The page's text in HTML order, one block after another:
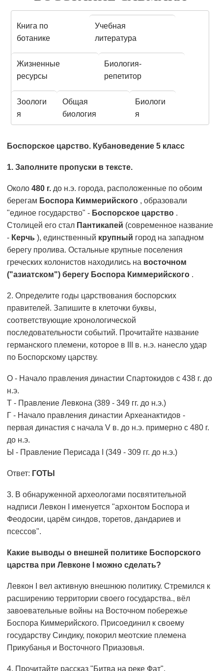
Книга по
ботанике
Учебная
литература
Жизненные
ресурсы
Биология-
репетитор
Зоологи
я
Общая
биология
Биологи
я
Боспорское царство. Кубановедение 5 класс
1. Заполните пропуски в тексте.
Около 480 г. до н.э. города, расположенные по обоим
берегам Боспора Киммерийского , образовали
"единое государство" - Боспорское царство .
Столицей его стал Пантикапей (современное название
- Керчь ), единственный крупный город на западном
берегу пролива. Остальные крупные поселения
греческих колонистов находились на восточном
("азиатском") берегу Боспора Киммерийского .
2. Определите годы царствования боспорских
правителей. Запишите в клеточки буквы,
соответствующие хронологической
последовательности событий. Прочитайте название
германского племени, которое в III в. н.э. нанесло удар
по Боспорскому царству.
О - Начало правления династии Спартокидов с 438 г. до
н.э.
Т - Правление Левкона (389 - 349 гг. до н.э.)
Г - Начало правления династии Археанактидов -
первая династия с начала V в. до н.э. примерно с 480 г.
до н.э.
Ы - Правление Перисада I (349 - 309 гг. до н.э.)
Ответ: ГОТЫ
3. В обнаруженной археологами посвятительной
надписи Левкон I именуется "архонтом Боспора и
Феодосии, царём синдов, торетов, дандариев и
псессов".
Какие выводы о внешней политике Боспорского
царства при Левконе I можно сделать?
Левкон I вел активную внешнюю политику. Стремился к
расширению территории своего государства., вёл
завоевательные войны на Восточном побережье
Боспора Киммерийского. Присоединил к своему
государству Синдику, покорил меотские племена
Прикубанья и Восточного Приазовья.
4. Прочитайте рассказ "Битва на реке Фат".